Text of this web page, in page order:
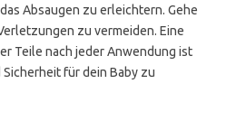
Absaugen zu erleichtern. Gehe
zu vermeiden. Eine
Teile nach jeder Anwendung ist
für dein Baby zu